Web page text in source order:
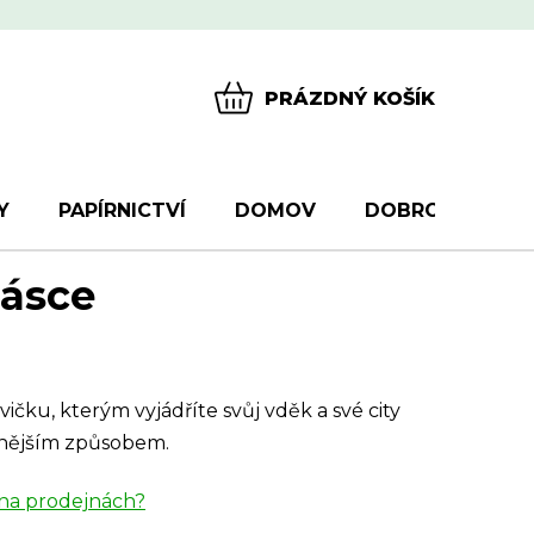
PRÁZDNÝ KOŠÍK
PAPÍRNICTVÍ DOMOV DOBROTY
kterým vyjádříte svůj vděk a své city
způsobem.
prodejnách?